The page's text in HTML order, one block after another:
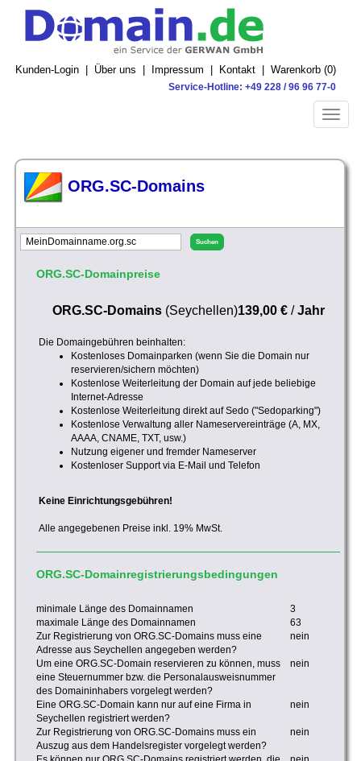
Kunden-Login Über uns Impressum Kontakt Warenkorb (0)
Service-Hotline: +49 228 / 96 96 77-0
Toggle
ORG.SC-Domains
ORG.SC-Domainpreise
ORG.SC-Domains(Seychellen)139,00 €/Jahr
Die Domaingebühren beinhalten:
Kostenloses Domainparken (wenn Sie die Domain nur
reservieren/sichern möchten)
Kostenlose Weiterleitung der Domain auf jede beliebige
Internet-Adresse
Kostenlose Weiterleitung direkt auf Sedo ("Sedoparking")
Kostenlose Verwaltung aller Nameservereinträge (A, MX,
AAAA, CNAME, TXT, usw.)
Nutzung eigener und fremder Nameserver
Kostenloser Support via E-Mail und Telefon
Keine Einrichtungsgebühren!
Alle angegebenen Preise inkl. 19% MwSt.
ORG.SC-Domainregistrierungsbedingungen
minimale Länge des Domainnamen
3
maximale Länge des Domainnamen
63
Zur Registrierung von ORG.SC-Domains muss eine
Adresse aus Seychellen angegeben werden?
nein
Um eine ORG.SC-Domain reservieren zu können, muss
eine Steuernummer bzw. die Personalausweisnummer
des Domaininhabers vorgelegt werden?
nein
Eine ORG.SC-Domain kann nur auf eine Firma in
Seychellen registriert werden?
nein
Zur Registrierung von ORG.SC-Domains muss ein
Auszug aus dem Handelsregister vorgelegt werden?
nein